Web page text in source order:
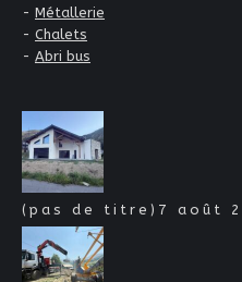
- Métallerie
- Chalets
- Abri bus
(pas de titre) 7 août